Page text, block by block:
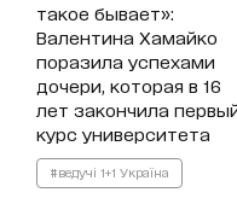
такое бывает»:
Валентина Хамайко
поразила успехами
дочери, которая в 16
лет закончила
курс университета
#ведучі 1+1 Україна